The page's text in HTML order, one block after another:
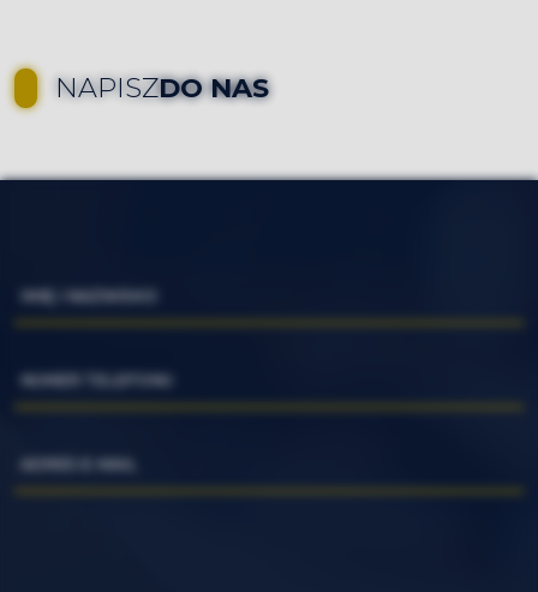
NAPISZDO NAS
IMIĘ I NAZWISKO
NUMER TELEFONU
ADRES E-MAIL